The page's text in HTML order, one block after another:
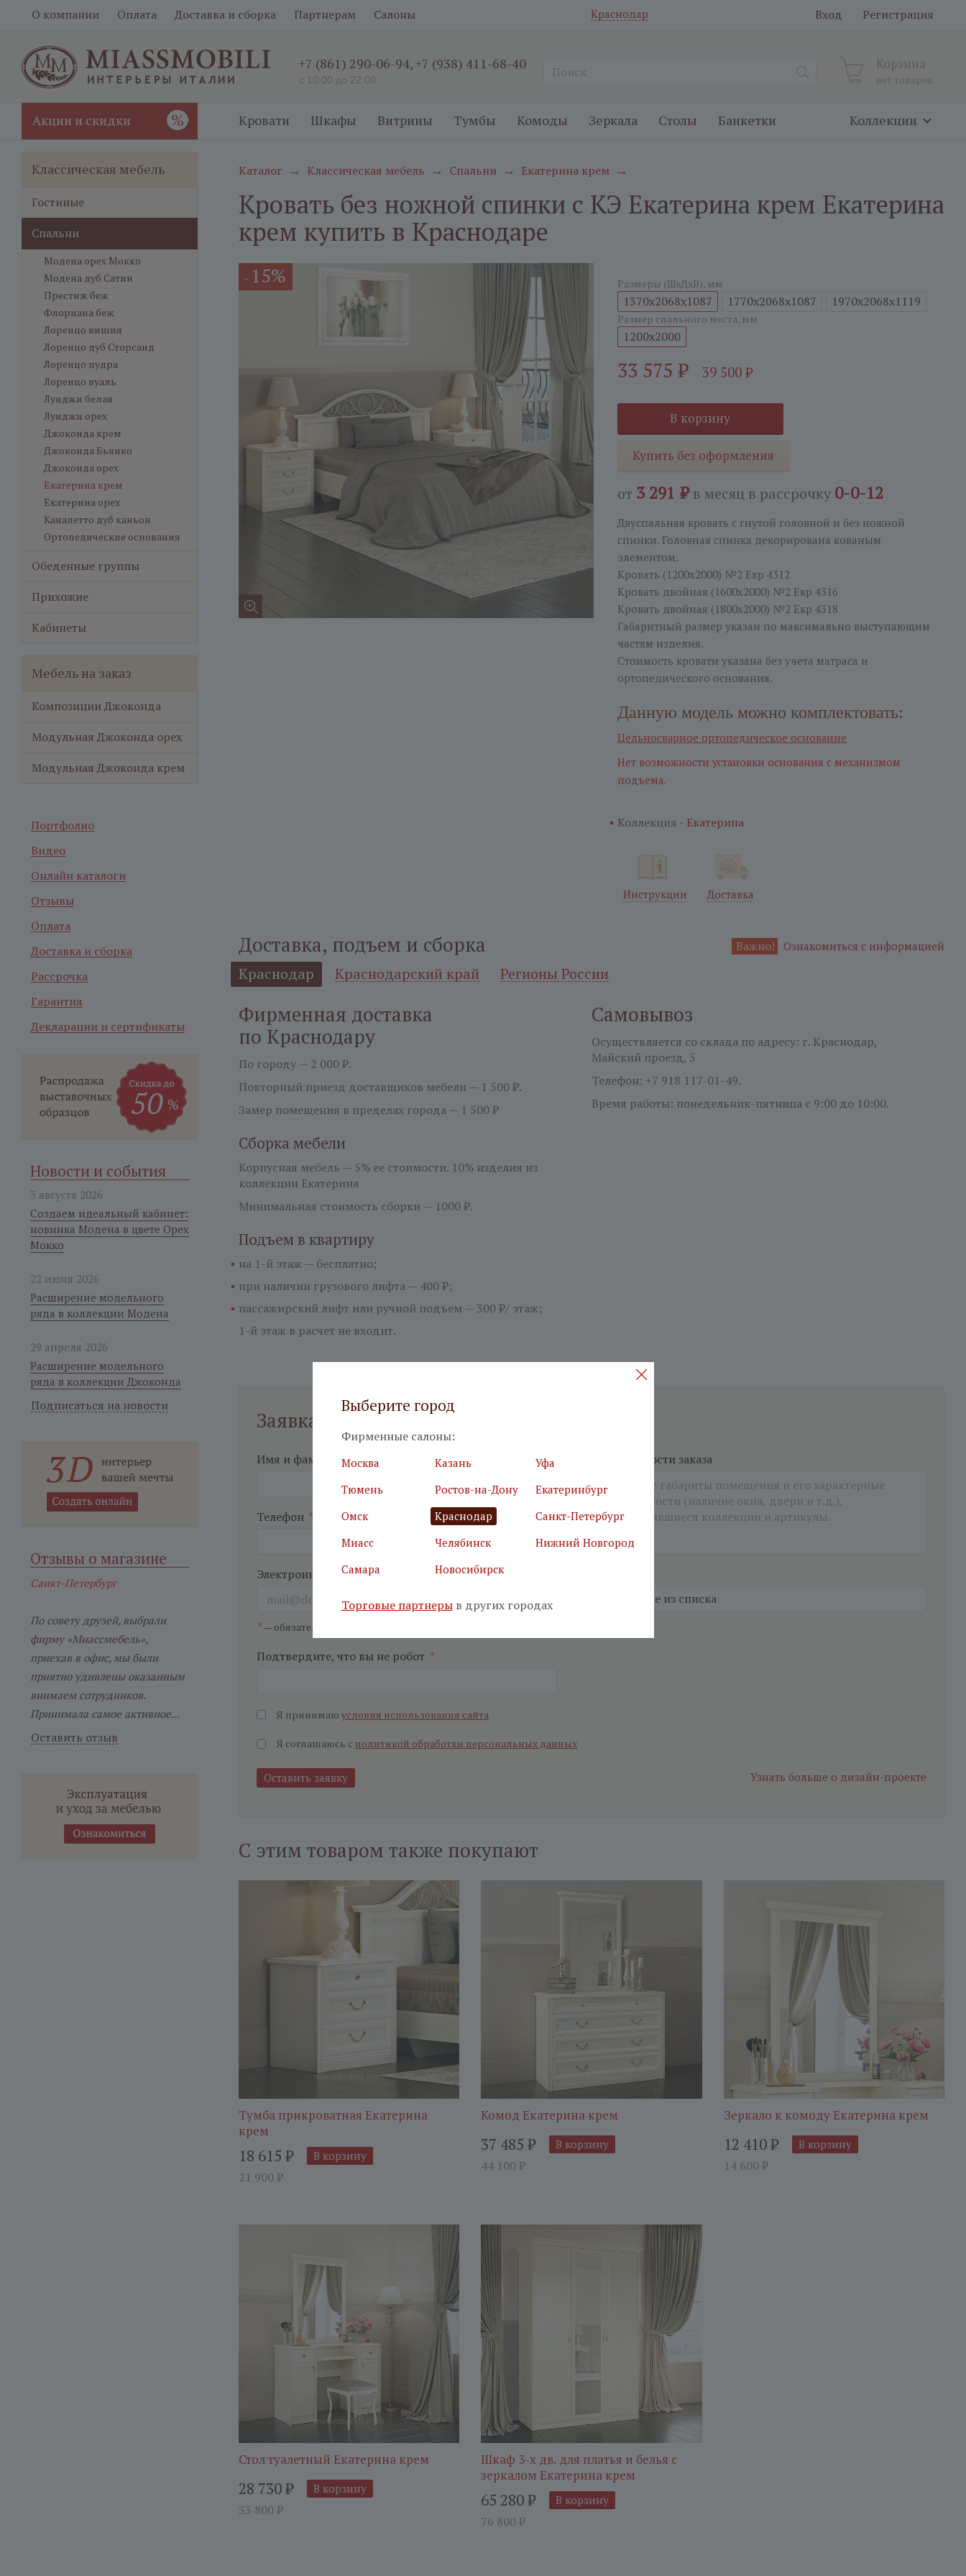
О компании Оплата Доставка и сборка Партнерам Салоны Краснодар Вход Регистрация
+7 (861) 290-06-94,+7 (938) 411-68-40
с 10:00 до 22:00
Корзина
нет товаров
Акции и скидки % Кровати Шкафы Витрины Тумбы Комоды Зеркала Столы Банкетки Коллекции
Каталог → Классическая мебель → Спальни → Екатерина крем →
Кровать без ножной спинки с КЭ Екатерина крем Екатерина
крем купить в Краснодаре
- 15% Размеры (ШxДxВ), мм
1370x2068x1087 1770x2068x1087 1970x2068x1119
Размер спального места, мм
1200x2000
33 575 ₽ 39 500₽
В корзину
Купить без оформления
от 3 291 ₽в месяц в рассрочку 0-0-12
Двуспальная кровать с гнутой головной и без ножной
спинки. Головная спинка декорирована кованым
элементом.
Кровать (1200х2000) №2 Екр 4312
Кровать двойная (1600х2000) №2 Eкр 4316
Кровать двойная (1800х2000) №2 Екр 4318
Габаритный размер указан по максимально выступающим
частям изделия.
Стоимость кровати указана без учета матраса и
ортопедического основания.
Данную модель можно комплектовать:
Цельносварное ортопедическое оcнование
Нет возможности установки основания с механизмом
подъема.
Коллекция - Екатерина
Инструкции Доставка
Доставка, подъем и сборка Важно! Ознакомиться с информацией
Краснодар Краснодарский край Регионы России
Фирменная доставка
по Краснодару
По городу — 2 000 ₽.
Повторный приезд доставщиков мебели — 1 500 ₽.
Замер помещения в пределах города — 1 500 ₽
Сборка мебели
Корпусная мебель — 5% ее стоимости. 10% изделия из
коллекции Екатерина
Минимальная стоимость сборки — 1000 ₽.
Подъем в квартиру
на 1-й этаж — бесплатно;
при наличии грузового лифта — 400 ₽;
пассажирский лифт или ручной подъем — 300 ₽/ этаж;
1-й этаж в расчет не входит.
Самовывоз
Осуществляется со склада по адресу: г. Краснодар,
Майский проезд, 5
Телефон: +7 918 117-01-49.
Время работы: понедельник-пятница с 9:00 до 10:00.
Заявка на бесплатный дизайн-проект
Имя и фамилия*
Телефон *
Электронная почта*
Подробности заказа
* — обязательные поля
Подтвердите, что вы не робот *
Я принимаю условия использования сайта
Я соглашаюсь с политикой обработки персональных данных
Узнать больше о дизайн-проекте
С этим товаром также покупают
Тумба прикроватная Екатерина
крем
18 615 ₽
21 900 ₽
В корзину
Комод Екатерина крем
37 485 ₽
44 100 ₽
В корзину
Зеркало к комоду Екатерина крем
12 410₽
14 600 ₽
В корзину
Стол туалетный Екатерина крем
28 730₽
33 800 ₽
В корзину
Шкаф 3-х дв. для платья и белья с
зеркалом Екатерина крем
65 280₽
76 800 ₽
В корзину
Классическая мебель
Гостиные
Спальни
Модена орех Мокко
Модена дуб Сатин
Престиж беж
Флориана беж
Лоренцо вишня
Лоренцо дуб Сторсанд
Лоренцо пудра
Лоренцо вуаль
Луиджи белая
Луиджи орех
Джоконда крем
Джоконда Бьянко
Джоконда орех
Екатерина крем
Екатерина орех
Каналетто дуб каньон
Ортопедические основания
Обеденные группы
Прихожие
Кабинеты
Мебель на заказ
Композиции Джоконда
Модульная Джоконда орех
Модульная Джоконда крем
Портфолио
Видео
Онлайн каталоги
Отзывы
Оплата
Доставка и сборка
Рассрочка
Гарантия
Декларации и сертификаты
Новости и события
3 августа 2026
Создаем идеальный кабинет:
новинка Модена в цвете Орех
Мокко
22 июня 2026
Расширение модельного
ряда в коллекции Модена
29 апреля 2026
Расширение модельного
ряда в коллекции Джоконда
Подписаться на новости
Отзывы о магазине
Санкт-Петербург
По совету друзей, выбрали
фирму «Миассмебель»,
приехав в офис, мы были
приятно удивлены оказанным
внимаем сотрудников.
Принимала самое активное...
Оставить отзыв
Выберите город
Фирменные салоны:
Москва Казань
Уфа
Тюмень
Ростов-на-Дону
Екатеринбург
Омск
Краснодар
Санкт-Петербург
Миасс
Челябинск
Нижний Новгород
Самара
Новосибирск
Торговые партнерыв других городах